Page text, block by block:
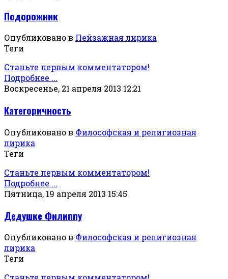
Подорожник
Опубликовано в Пейзажная лирика
Теги
Станьте первым комментатором!
Подробнее ...
Воскресенье, 21 апреля 2013 12:21
Категоричность
Опубликовано в Философская и религиозная
лирика
Теги
Станьте первым комментатором!
Подробнее ...
Пятница, 19 апреля 2013 15:45
Дедушке Филиппу
Опубликовано в Философская и религиозная
лирика
Теги